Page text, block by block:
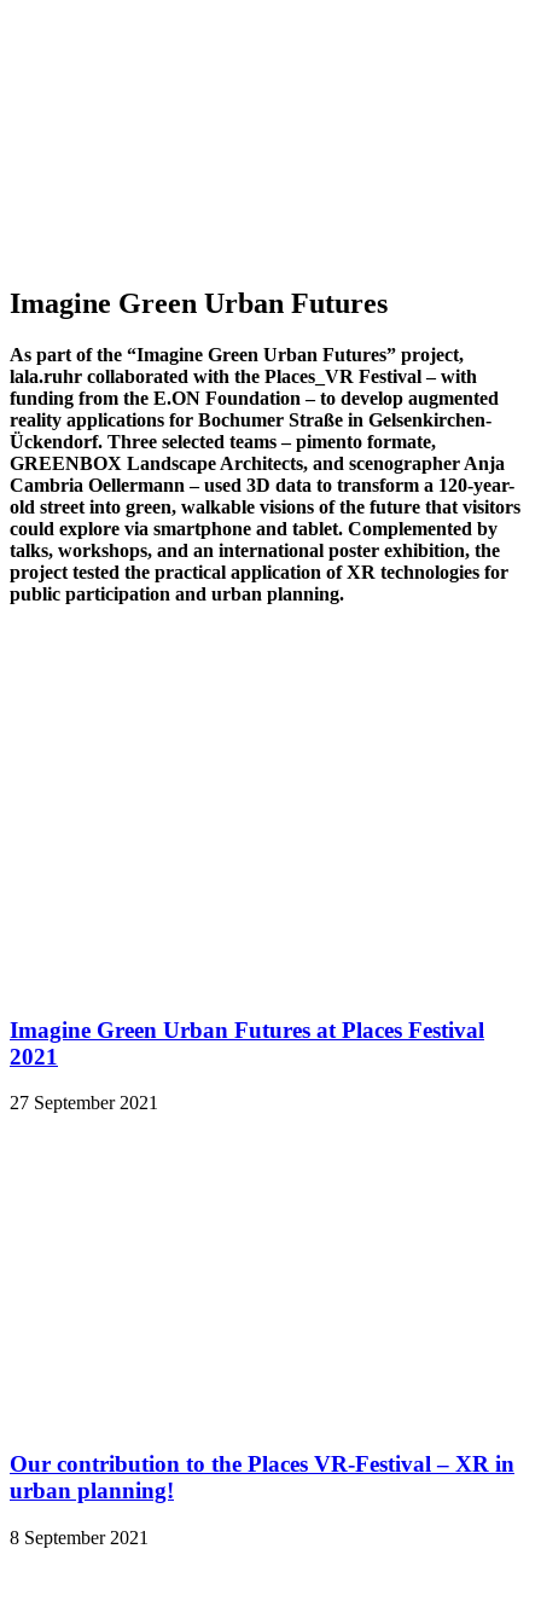
Imagine Green Urban Futures
As part of the “Imagine Green Urban Futures” project,
lala.ruhr collaborated with the Places_VR Festival – with
funding from the E.ON Foundation – to develop augmented
reality applications for Bochumer Straße in Gelsenkirchen-
Ückendorf. Three selected teams – pimento formate,
GREENBOX Landscape Architects, and scenographer Anja
Cambria Oellermann – used 3D data to transform a 120-year-
old street into green, walkable visions of the future that visitors
could explore via smartphone and tablet. Complemented by
talks, workshops, and an international poster exhibition, the
project tested the practical application of XR technologies for
public participation and urban planning.
Imagine Green Urban Futures at Places Festival
2021
27 September 2021
Our contribution to the Places VR-Festival – XR in
urban planning!
8 September 2021